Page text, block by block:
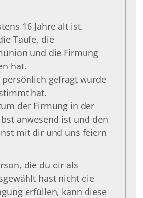
16 Jahre alt ist.
Taufe, die
und die Firmung
hat.
persönlich gefragt wurde
hat.
der Firmung in der
anwesend ist und den
mit dir und uns feiern
die du dir als
hast nicht die
erfüllen, kann diese